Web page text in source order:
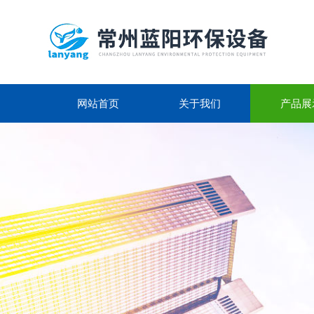
网站首页 关于我们 产品